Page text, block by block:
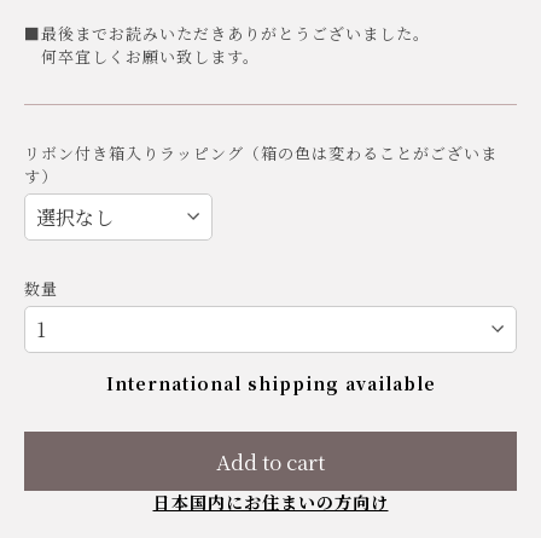
■最後までお読みいただきありがとうございました。
何卒宜しくお願い致します。
リボン付き箱入りラッピング（箱の色は変わることがございま
す）
数量
International shipping available
Add to cart
日本国内にお住まいの方向け